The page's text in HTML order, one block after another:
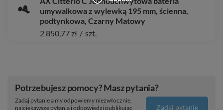
umywalkowa z wylewką 195 mm, ścienna,
podtynkowa, Czarny Matowy
2 850,77 zł / szt.
Potrzebujesz pomocy? Masz pytania?
Zadaj pytanie a my odpowiemy niezwłocznie,
najciekawsze pytania i odpowiedzi publikując
Zadaj pytanie